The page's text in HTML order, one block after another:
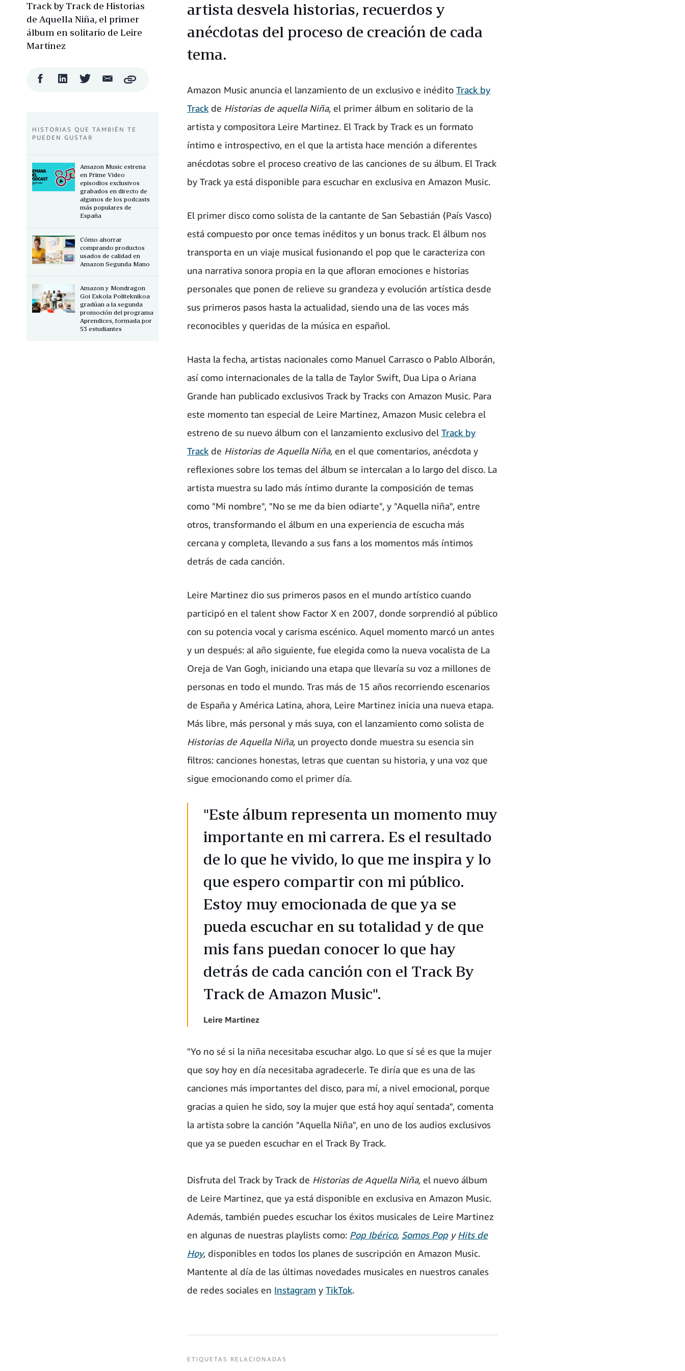
artista desvela historias, recuerdos y
anécdotas del proceso de creación de cada
tema.
Amazon Music anuncia el lanzamiento de un exclusivo e inédito Track by
Track de Historias de aquella Niña, el primer álbum en solitario de la
artista y compositora Leire Martinez. El Track by Track es un formato
íntimo e introspectivo, en el que la artista hace mención a diferentes
anécdotas sobre el proceso creativo de las canciones de su álbum. El Track
by Track ya está disponible para escuchar en exclusiva en Amazon Music.
El primer disco como solista de la cantante de San Sebastián (País Vasco)
está compuesto por once temas inéditos y un bonus track. El álbum nos
transporta en un viaje musical fusionando el pop que le caracteriza con
una narrativa sonora propia en la que afloran emociones e historias
personales que ponen de relieve su grandeza y evolución artística desde
sus primeros pasos hasta la actualidad, siendo una de las voces más
reconocibles y queridas de la música en español.
Hasta la fecha, artistas nacionales como Manuel Carrasco o Pablo Alborán,
así como internacionales de la talla de Taylor Swift, Dua Lipa o Ariana
Grande han publicado exclusivos Track by Tracks con Amazon Music. Para
este momento tan especial de Leire Martinez, Amazon Music celebra el
estreno de su nuevo álbum con el lanzamiento exclusivo del Track by
Track de Historias de Aquella Niña, en el que comentarios, anécdota y
reflexiones sobre los temas del álbum se intercalan a lo largo del disco. La
artista muestra su lado más íntimo durante la composición de temas
como "Mi nombre", "No se me da bien odiarte", y "Aquella niña", entre
otros, transformando el álbum en una experiencia de escucha más
cercana y completa, llevando a sus fans a los momentos más íntimos
detrás de cada canción.
Leire Martinez dio sus primeros pasos en el mundo artístico cuando
participó en el talent show Factor X en 2007, donde sorprendió al público
con su potencia vocal y carisma escénico. Aquel momento marcó un antes
y un después: al año siguiente, fue elegida como la nueva vocalista de La
Oreja de Van Gogh, iniciando una etapa que llevaría su voz a millones de
personas en todo el mundo. Tras más de 15 años recorriendo escenarios
de España y América Latina, ahora, Leire Martinez inicia una nueva etapa.
Más libre, más personal y más suya, con el lanzamiento como solista de
Historias de Aquella Niña, un proyecto donde muestra su esencia sin
filtros: canciones honestas, letras que cuentan su historia, y una voz que
sigue emocionando como el primer día.
"Este álbum representa un momento muy
importante en mi carrera. Es el resultado
de lo que he vivido, lo que me inspira y lo
que espero compartir con mi público.
Estoy muy emocionada de que ya se
pueda escuchar en su totalidad y de que
mis fans puedan conocer lo que hay
detrás de cada canción con el Track By
Track de Amazon Music".
Leire Martinez
"Yo no sé si la niña necesitaba escuchar algo. Lo que sí sé es que la mujer
que soy hoy en día necesitaba agradecerle. Te diría que es una de las
canciones más importantes del disco, para mí, a nivel emocional, porque
gracias a quien he sido, soy la mujer que está hoy aquí sentada", comenta
la artista sobre la canción "Aquella Niña", en uno de los audios exclusivos
que ya se pueden escuchar en el Track By Track.
Disfruta del Track by Track de Historias de Aquella Niña, el nuevo álbum
de Leire Martinez, que ya está disponible en exclusiva en Amazon Music.
Además, también puedes escuchar los éxitos musicales de Leire Martinez
en algunas de nuestras playlists como: Pop Ibérico, Somos PopyHits de
Hoy, disponibles en todos los planes de suscripción en Amazon Music.
Mantente al día de las últimas novedades musicales en nuestros canales
de redes sociales en Instagram y TikTok.
ETIQUETAS RELACIONADAS
Track by Track de Historias
de Aquella Niña, el primer
álbum en solitario de Leire
Martinez
CompartirCompartirCompartirCompartir
Copy
HISTORIAS QUE TAMBIÉN TE
PUEDEN GUSTAR
Amazon Music estrena
en Prime Video
episodios exclusivos
grabados en directo de
algunos de los podcasts
más populares de
España
Cómo ahorrar
comprando productos
usados de calidad en
Amazon Segunda Mano
Amazon y Mondragon
Goi Eskola Politeknikoa
gradúan a la segunda
promoción del programa
Aprendices, formada por
53 estudiantes